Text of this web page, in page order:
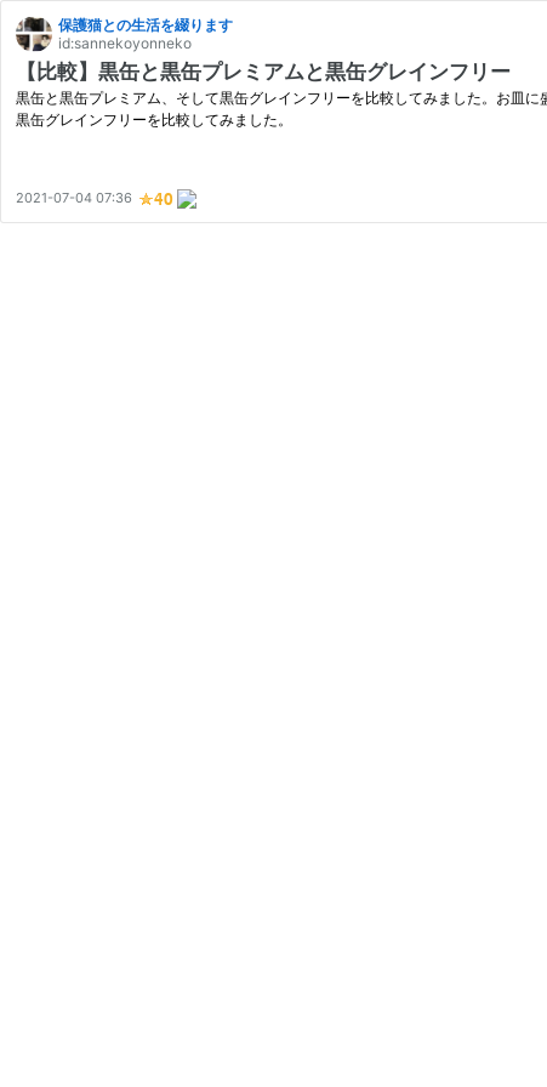
保護猫との生活を綴ります
id:sannekoyonneko
【比較】黒缶と黒缶プレミアムと黒缶グレインフリー
黒缶と黒缶プレミアム、そして黒缶グレインフリーを比較してみました。お皿
黒缶グレインフリーを比較してみました。
2021-07-04 07:36